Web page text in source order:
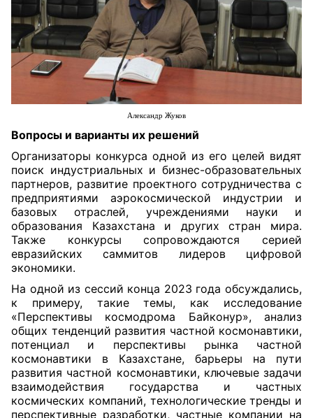
Александр Жуков
Вопросы и варианты их решений
Организаторы конкурса одной из его целей видят
поиск индустриальных и бизнес-образовательных
партнеров, развитие проектного сотрудничества с
предприятиями аэрокосмической индустрии и
базовых отраслей, учреждениями науки и
образования Казахстана и других стран мира.
Также конкурсы сопровождаются серией
евразийских саммитов лидеров цифровой
экономики.
На одной из сессий конца 2023 года обсуждались,
к примеру, такие темы, как исследование
«Перспективы космодрома Байконур», анализ
общих тенденций развития частной космонавтики,
потенциал и перспективы рынка частной
космонавтики в Казахстане, барьеры на пути
развития частной космонавтики, ключевые задачи
взаимодействия государства и частных
космических компаний, технологические тренды и
перспективные разработки, частные компании на